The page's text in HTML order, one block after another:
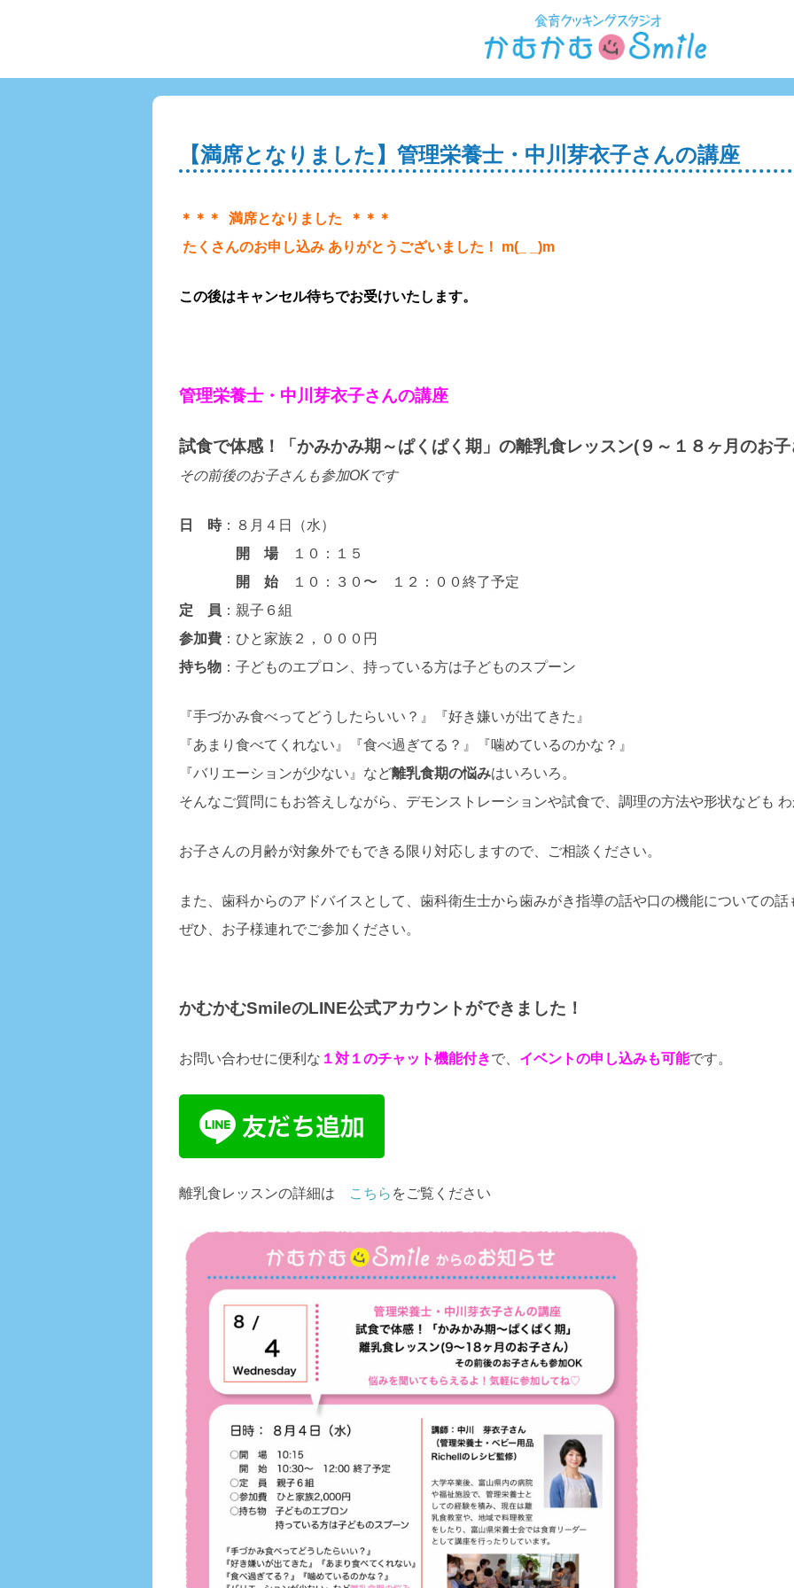
【満席となりました】管理栄養士・中川芽衣子さんの講座
＊＊＊ 満席となりました ＊＊＊
たくさんのお申し込み ありがとうございました！ m(_ _)m
この後はキャンセル待ちでお受けいたします。
管理栄養士・中川芽衣子さんの講座
試食で体感！「かみかみ期～ぱくぱく期」 の離乳食レッスン(９～１８ヶ月のお
その前後のお子さんも参加OKです
日 時：８月４日（水）
開 場
１０：１５
開 始
１０：３０〜 １２：００終了予定
定 員 ：親子６組
参加費 ：ひと家族２，０００円
持ち物 ：子どものエプロン、持っている方は子どものスプーン
『手づかみ食べってどうしたらいい？』『好き嫌いが出てきた』
『あまり食べてくれない』『食べ過ぎてる？』『噛めているのかな？』
『バリエーションが少ない』など離乳食期の悩みはいろいろ。
そんなご質問にもお答えしながら、デモンストレーションや試食で、調理の方法や形状なども
お子さんの月齢が対象外でもできる限り対応しますので、ご相談ください。
また、歯科からのアドバイスとして、歯科衛生士から歯みがき指導の話や口の機能についての話
ぜひ、お子様連れでご参加ください。
かむかむSmileのLINE公式アカウントができました！
お問い合わせに便利な １対１のチャット機能付きで、 イベントの申し込みも可能です。
離乳食レッスンの詳細は こちら をご覧ください